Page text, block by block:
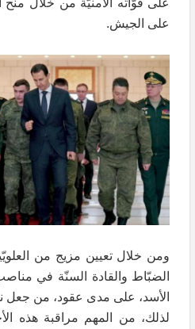
على قوّاته الأمنيّة من خلال منح
على الجيش.
ومن خلال تعيين مزيج من
الضبّاط والقادة السنّة في
الأسد، على مدى عقود، من جعل
لذلك، من المهم مراقبة هذه